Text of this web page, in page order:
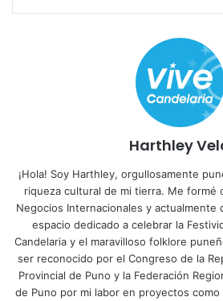
Harthley
¡Hola! Soy Harthley, orgullosamente
riqueza cultural de mi tierra. Me formé
Negocios Internacionales y actualmente
espacio dedicado a celebrar la
Candelaria y el maravilloso folklore
ser reconocido por el Congreso de la
Provincial de Puno y la Federación
de Puno por mi labor en proyectos como